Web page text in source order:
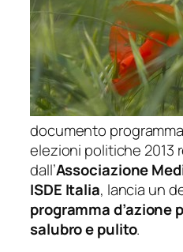
documento
elezioni politiche 2013
dall’Associazione
ISDE Italia, lancia un
programma d’azione
salubro e pulito.